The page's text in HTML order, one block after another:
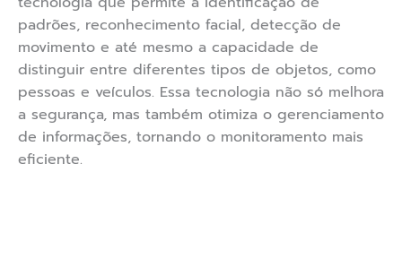
padrões, reconhecimento facial, detecção de
movimento e até mesmo a capacidade de
distinguir entre diferentes tipos de objetos, como
pessoas e veículos. Essa tecnologia não só melhora
a segurança, mas também otimiza o gerenciamento
de informações, tornando o monitoramento mais
eficiente.